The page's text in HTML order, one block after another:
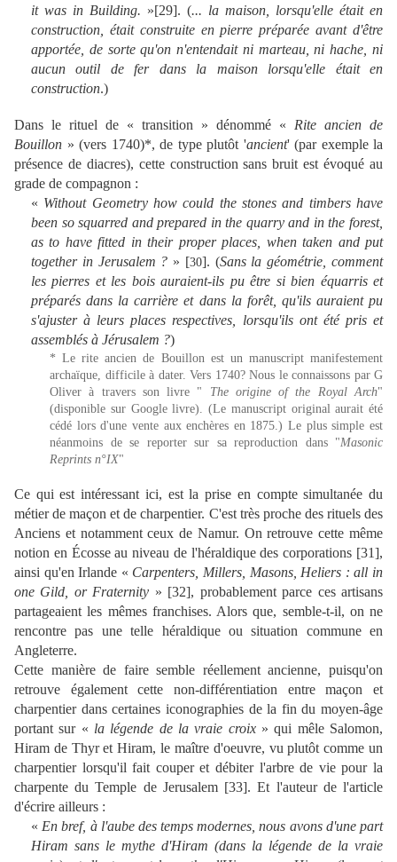
it was in Building. »[29]. (... la maison, lorsqu'elle était en
construction, était construite en pierre préparée avant d'être
apportée, de sorte qu'on n'entendait ni marteau, ni hache, ni
aucun outil de fer dans la maison lorsqu'elle était en
construction.)
Dans le rituel de « transition » dénommé « Rite ancien de
Bouillon » (vers 1740)*, de type plutôt 'ancient' (par exemple la
présence de diacres), cette construction sans bruit est évoqué au
grade de compagnon :
« Without Geometry how could the stones and timbers have
been so squarred and prepared in the quarry and in the forest,
as to have fitted in their proper places, when taken and put
together in Jerusalem ? » [30]. (Sans la géométrie, comment
les pierres et les bois auraient-ils pu être si bien équarris et
préparés dans la carrière et dans la forêt, qu'ils auraient pu
s'ajuster à leurs places respectives, lorsqu'ils ont été pris et
assemblés à Jérusalem ?)
* Le rite ancien de Bouillon est un manuscript manifestement
archaïque, difficile à dater. Vers 1740? Nous le connaissons par G
Oliver à travers son livre " The origine of the Royal Arch"
(disponible sur Google livre). (Le manuscript original aurait été
cédé lors d'une vente aux enchères en 1875.) Le plus simple est
néanmoins de se reporter sur sa reproduction dans "Masonic
Reprints n°IX"
Ce qui est intéressant ici, est la prise en compte simultanée du
métier de maçon et de charpentier. C'est très proche des rituels des
Anciens et notamment ceux de Namur. On retrouve cette même
notion en Écosse au niveau de l'héraldique des corporations [31],
ainsi qu'en Irlande « Carpenters, Millers, Masons, Heliers : all in
one Gild, or Fraternity » [32], probablement parce ces artisans
partageaient les mêmes franchises. Alors que, semble-t-il, on ne
rencontre pas une telle héraldique ou situation commune en
Angleterre.
Cette manière de faire semble réellement ancienne, puisqu'on
retrouve également cette non-différentiation entre maçon et
charpentier dans certaines iconographies de la fin du moyen-âge
portant sur « la légende de la vraie croix» qui mêle Salomon,
Hiram de Thyr et Hiram, le maître d'oeuvre, vu plutôt comme un
charpentier lorsqu'il fait couper et débiter l'arbre de vie pour la
charpente du Temple de Jerusalem [33]. Et l'auteur de l'article
d'écrire ailleurs :
«En bref, à l'aube des temps modernes, nous avons d'une part
Hiram sans le mythe d'Hiram (dans la légende de la vraie